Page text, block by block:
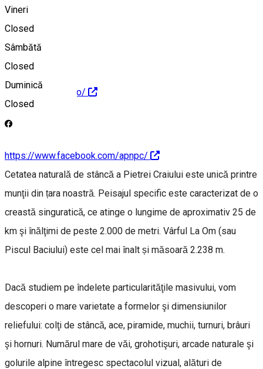
Vineri
Closed
Sâmbătă
Closed
Duminică
Closed
office@pcrai.ro
http://www.pcrai.ro/
https://www.facebook.com/apnpc/
Cetatea naturală de stâncă a Pietrei Craiului este unică printre
munţii din țara noastră. Peisajul specific este caracterizat de o
creastă singuratică, ce atinge o lungime de aproximativ 25 de
km şi înălţimi de peste 2.000 de metri. Vârful La Om (sau
Piscul Baciului) este cel mai înalt și măsoară 2.238 m.
Dacă studiem pe îndelete particularităţile masivului, vom
descoperi o mare varietate a formelor şi dimensiunilor
reliefului: colţi de stâncă, ace, piramide, muchii, turnuri, brâuri
şi hornuri. Numărul mare de văi, grohotişuri, arcade naturale şi
golurile alpine întregesc spectacolul vizual, alături de